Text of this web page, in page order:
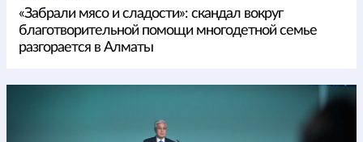
«Забрали мясо и сладости»: скандал вокруг
благотворительной помощи многодетной семье
разгорается в Алматы